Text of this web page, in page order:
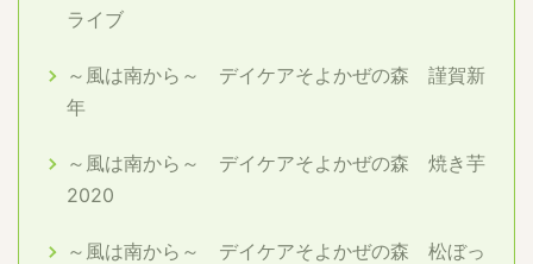
ライブ
～風は南から～ デイケアそよかぜの森 謹賀新
年
～風は南から～ デイケアそよかぜの森 焼き芋
2020
～風は南から～ デイケアそよかぜの森 松ぼっ